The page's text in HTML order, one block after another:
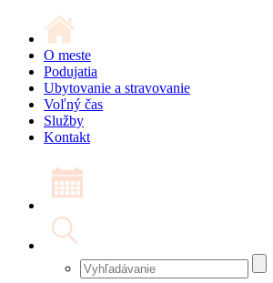
O meste
Podujatia
Ubytovanie a stravovanie
Voľný čas
Služby
Kontakt